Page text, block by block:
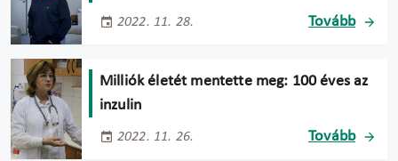
2022. 11. 28. Tovább
Milliók életét mentette meg: 100 éves az
inzulin
2022. 11. 26. Tovább